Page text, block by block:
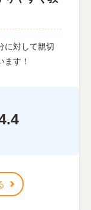
に対して親切
す！